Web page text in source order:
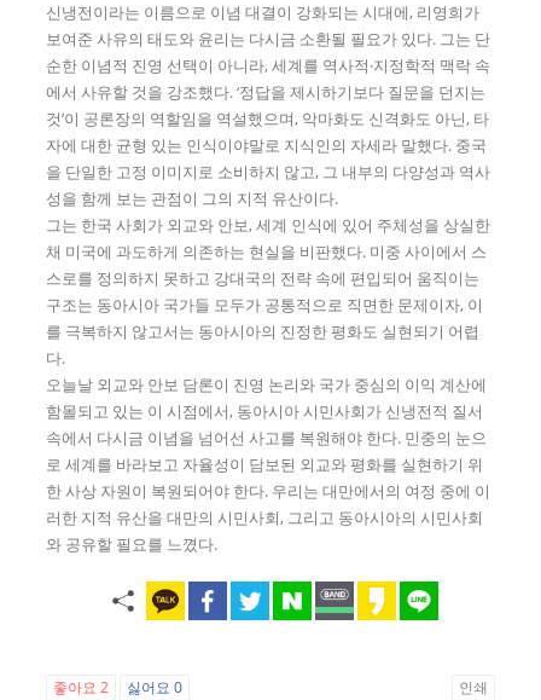
신냉전이라는 이름으로 이념 대결이 강화되는 시대에, 리영희가
보여준 사유의 태도와 윤리는 다시금 소환될 필요가 있다. 그는 단
순한 이념적 진영 선택이 아니라, 세계를 역사적·지정학적 맥락 속
에서 사유할 것을 강조했다. ‘정답을 제시하기보다 질문을 던지는
것’이 공론장의 역할임을 역설했으며, 악마화도 신격화도 아닌, 타
자에 대한 균형 있는 인식이야말로 지식인의 자세라 말했다. 중국
을 단일한 고정 이미지로 소비하지 않고, 그 내부의 다양성과 역사
성을 함께 보는 관점이 그의 지적 유산이다.
그는 한국 사회가 외교와 안보, 세계 인식에 있어 주체성을 상실한
채 미국에 과도하게 의존하는 현실을 비판했다. 미중 사이에서 스
스로를 정의하지 못하고 강대국의 전략 속에 편입되어 움직이는
구조는 동아시아 국가들 모두가 공통적으로 직면한 문제이자, 이
를 극복하지 않고서는 동아시아의 진정한 평화도 실현되기 어렵
다.
오늘날 외교와 안보 담론이 진영 논리와 국가 중심의 이익 계산에
함몰되고 있는 이 시점에서, 동아시아 시민사회가 신냉전적 질서
속에서 다시금 이념을 넘어선 사고를 복원해야 한다. 민중의 눈으
로 세계를 바라보고 자율성이 담보된 외교와 평화를 실현하기 위
한 사상 자원이 복원되어야 한다. 우리는 대만에서의 여정 중에 이
러한 지적 유산을 대만의 시민사회, 그리고 동아시아의 시민사회
와 공유할 필요를 느꼈다.
좋아요2 싫어요0 인쇄